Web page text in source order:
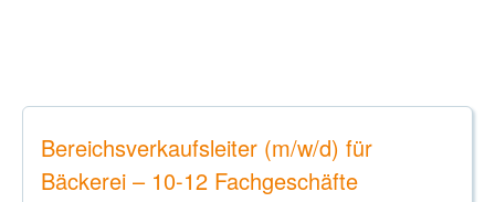
Bereichsverkaufsleiter (m/w/d) für
Bäckerei – 10-12 Fachgeschäfte